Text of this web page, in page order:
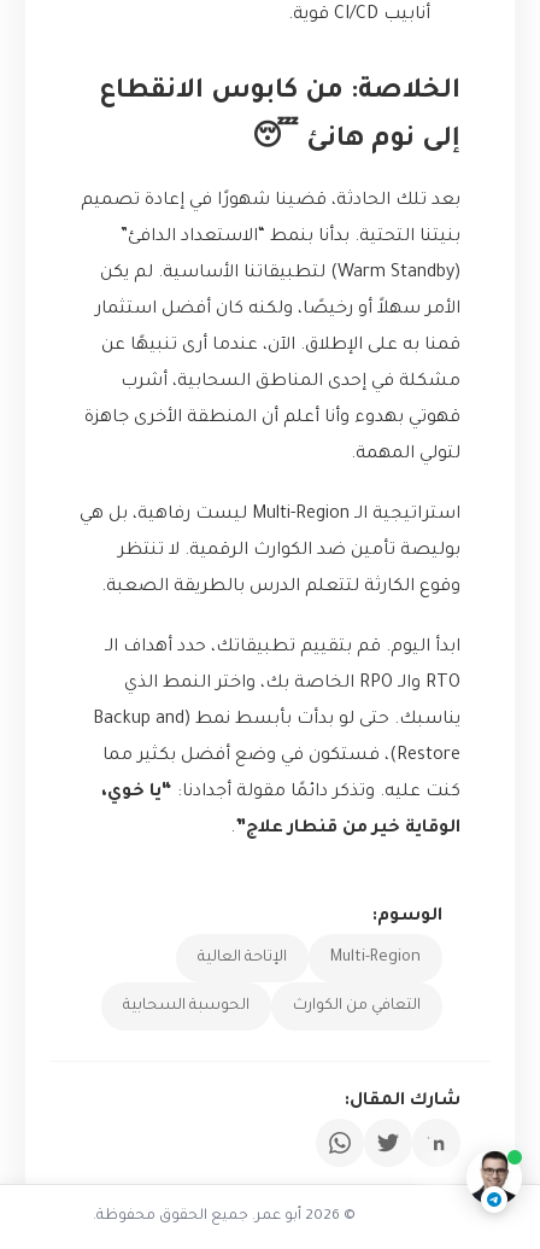
أنابيب CI/CD قوية.
الخلاصة: من كابوس الانقطاع
إلى نوم هانئ 😴
بعد تلك الحادثة، قضينا شهورًا في إعادة تصميم
بنيتنا التحتية. بدأنا بنمط “الاستعداد الدافئ”
(Warm Standby) لتطبيقاتنا الأساسية. لم يكن
الأمر سهلاً أو رخيصًا، ولكنه كان أفضل استثمار
قمنا به على الإطلاق. الآن، عندما أرى تنبيهًا عن
مشكلة في إحدى المناطق السحابية، أشرب
قهوتي بهدوء وأنا أعلم أن المنطقة الأخرى جاهزة
لتولي المهمة.
استراتيجية الـ Multi-Region ليست رفاهية، بل هي
بوليصة تأمين ضد الكوارث الرقمية. لا تنتظر
وقوع الكارثة لتتعلم الدرس بالطريقة الصعبة.
ابدأ اليوم. قم بتقييم تطبيقاتك، حدد أهداف الـ
RTO والـ RPO الخاصة بك، واختر النمط الذي
يناسبك. حتى لو بدأت بأبسط نمط (Backup and
Restore)، فستكون في وضع أفضل بكثير مما
كنت عليه. وتذكر دائمًا مقولة أجدادنا: “يا خوي،
الوقاية خير من قنطار علاج” .
الوسوم:
Multi-Region الإتاحة العالية
التعافي من الكوارث الحوسبة السحابية
شارك المقال:
ناقشنا على تليجرام@AbuOmarTech_bot
© 2026 أبو عمر. جميع الحقوق محفوظة.